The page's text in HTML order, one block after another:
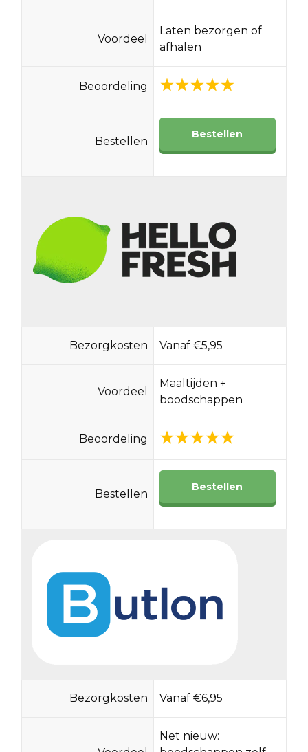
Voordeel
Laten bezorgen of
afhalen
Beoordeling
Bestellen
Bestellen
Bezorgkosten Vanaf €5,95
Voordeel
Maaltijden +
boodschappen
Beoordeling
Bestellen
Bestellen
Bezorgkosten Vanaf €6,95
Net nieuw: